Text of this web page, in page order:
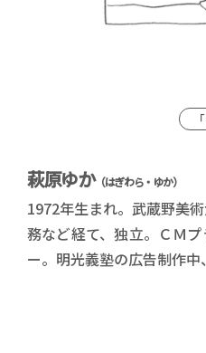
萩原ゆか（はぎわら・ゆか）
1972年生まれ。武蔵野美
務など経て、独立。ＣＭ
ー。明光義塾の広告制作中